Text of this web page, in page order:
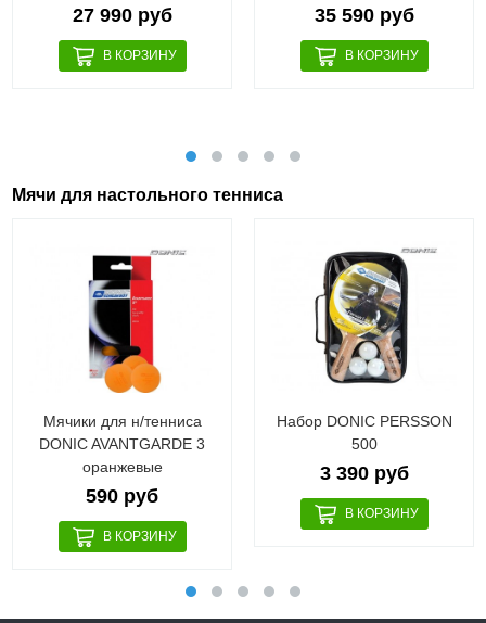
27 990 руб 35 590 руб
Мячи для настольного тенниса
Мячики для н/тенниса
DONIC AVANTGARDE 3
оранжевые
590 руб
Набор DONIC PERSSON
500
3 390 руб